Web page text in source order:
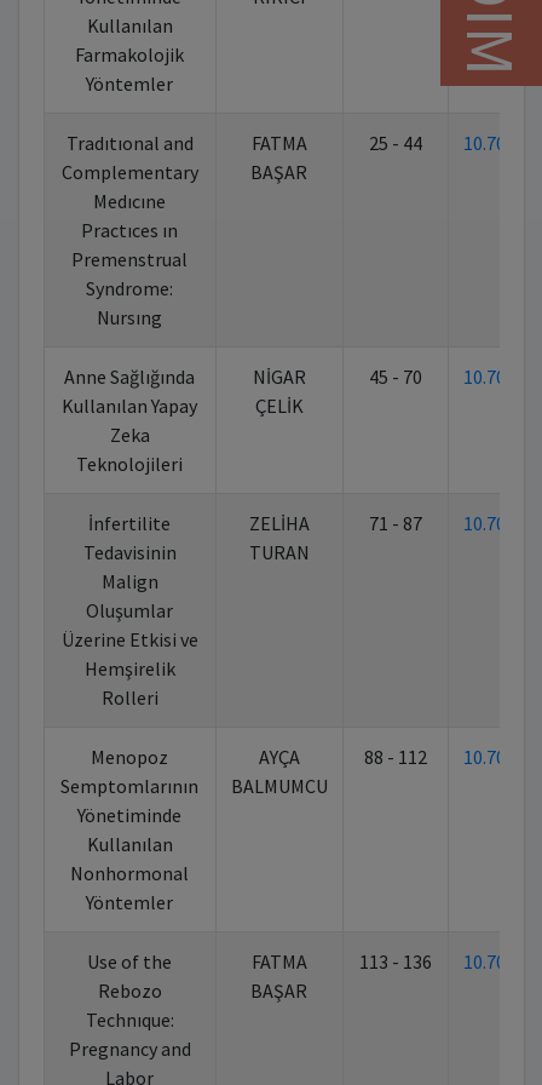
Kullanılan
Farmakolojik
Yöntemler
Tradıtıonal and
Complementary
Medıcıne
Practıces ın
Premenstrual
Syndrome:
Nursıng
FATMA
BAŞAR
25 - 44
Anne Sağlığında
Kullanılan Yapay
Zeka
Teknolojileri
NİGAR
ÇELİK
45 - 70
İnfertilite
Tedavisinin
Malign
Oluşumlar
Üzerine Etkisi ve
Hemşirelik
Rolleri
ZELİHA
TURAN
71 - 87
Menopoz
Semptomlarının
Yönetiminde
Kullanılan
Nonhormonal
Yöntemler
AYÇA
BALMUMCU
88 - 112
Use of the
Rebozo
Technıque:
Pregnancy and
Labor
FATMA
BAŞAR
113 - 136